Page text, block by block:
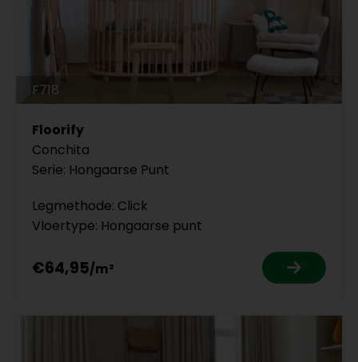
F718
Floorify
Conchita
Serie: Hongaarse Punt
Legmethode: Click
Vloertype: Hongaarse punt
€64,95